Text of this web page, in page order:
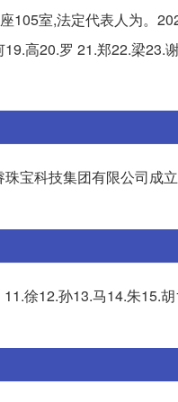
105室,法定代表人为。
高20.罗 21.郑22.梁23.
宝科技集团有限公司成
徐12.孙13.马14.朱15.